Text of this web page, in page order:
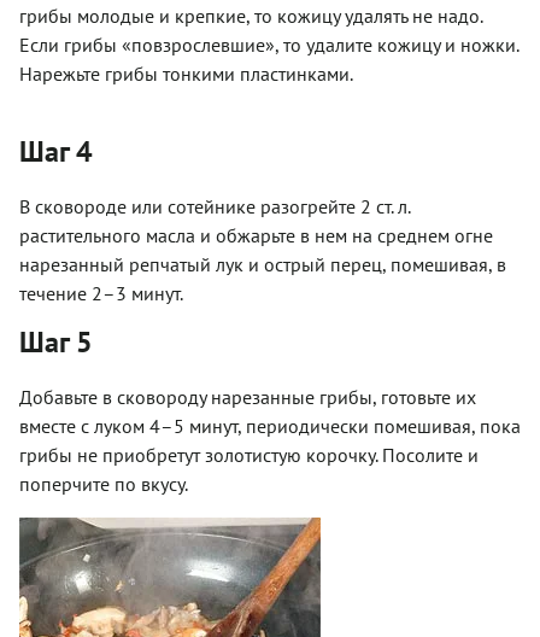
грибы молодые и крепкие, то кожицу удалять не надо.
Если грибы «повзрослевшие», то удалите кожицу и ножки.
Нарежьте грибы тонкими пластинками.
Шаг 4
В сковороде или сотейнике разогрейте 2 ст. л.
растительного масла и обжарьте в нем на среднем огне
нарезанный репчатый лук и острый перец, помешивая, в
течение 2–3 минут.
Шаг 5
Добавьте в сковороду нарезанные грибы, готовьте их
вместе с луком 4–5 минут, периодически помешивая, пока
грибы не приобретут золотистую корочку. Посолите и
поперчите по вкусу.